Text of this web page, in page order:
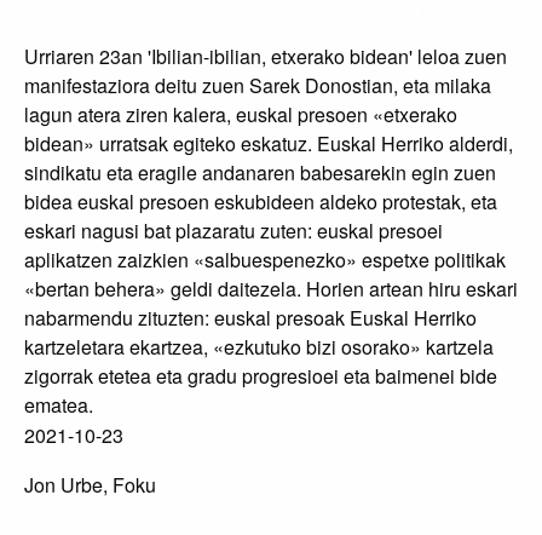
Urriaren 23an 'Ibilian-ibilian, etxerako bidean' leloa zuen
manifestaziora deitu zuen Sarek Donostian, eta milaka
lagun atera ziren kalera, euskal presoen «etxerako
bidean» urratsak egiteko eskatuz. Euskal Herriko alderdi,
sindikatu eta eragile andanaren babesarekin egin zuen
bidea euskal presoen eskubideen aldeko protestak, eta
eskari nagusi bat plazaratu zuten: euskal presoei
aplikatzen zaizkien «salbuespenezko» espetxe politikak
«bertan behera» geldi daitezela. Horien artean hiru eskari
nabarmendu zituzten: euskal presoak Euskal Herriko
kartzeletara ekartzea, «ezkutuko bizi osorako» kartzela
zigorrak etetea eta gradu progresioei eta baimenei bide
ematea.
2021-10-23
Jon Urbe, Foku